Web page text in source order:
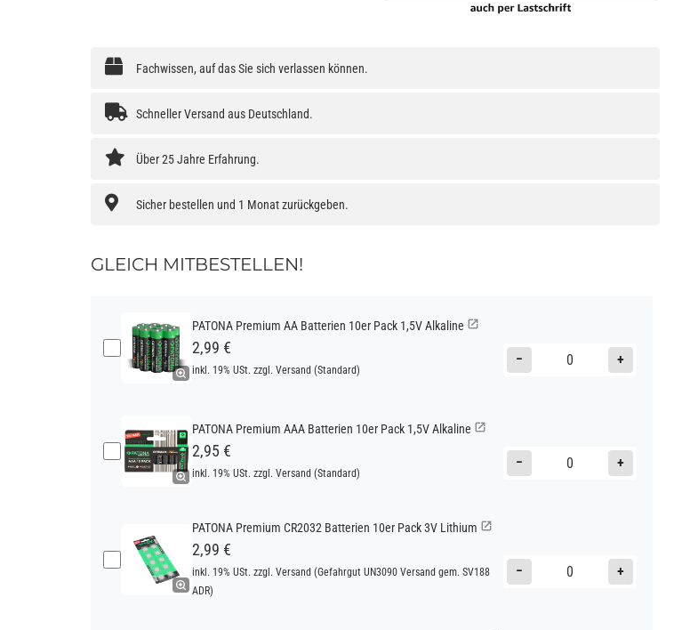
Fachwissen, auf das Sie sich verlassen können.
Schneller Versand aus Deutschland.
Über 25 Jahre Erfahrung.
Sicher bestellen und 1 Monat zurückgeben.
GLEICH MITBESTELLEN!
PATONA Premium AA Batterien 10er Pack 1,5V Alkaline
2,99 €
inkl. 19% USt. zzgl. Versand (Standard)
− +
PATONA Premium AAA Batterien 10er Pack 1,5V Alkaline
2,95 €
inkl. 19% USt. zzgl. Versand (Standard)
− +
PATONA Premium CR2032 Batterien 10er Pack 3V Lithium
2,99 €
inkl. 19% USt. zzgl. Versand (Gefahrgut UN3090 Versand gem. SV188
ADR)
− +